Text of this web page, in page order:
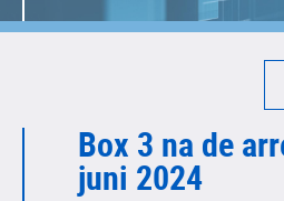
Box 3 na de
juni 2024